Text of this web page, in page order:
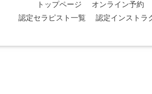
トップページ オンライン予約
認定セラピスト一覧
認定インストラ